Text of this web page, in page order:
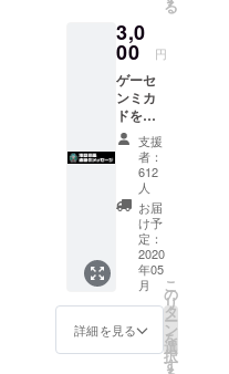
す。 池
田店長
に“まぁ
、ウー
ロンハ
イ１杯
飲んで
よ！”を
送りた
い方
へ。
返礼：
池田店
長から
のメッ
セージ
（メー
ルに
る
3,0
00 円
ゲーセ
ンミカ
ドを支
援！
ゲーセ
ンミカ
ドの新
たな
チャレ
ンジ
に、ご
協力く
ださ
い。
返礼：
支援
者：
612
人
お届
け予
定：
2020
年05
月
詳細を見る
こ
の
リ
タ
ー
ン
を
選
択
す